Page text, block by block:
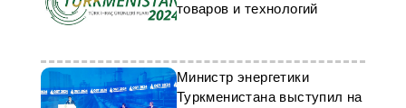
товаров и технологий
Министр энергетики
Туркменистана выступил на